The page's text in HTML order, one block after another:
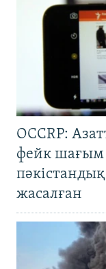
OCCRP:
фейк шағым
жасалған